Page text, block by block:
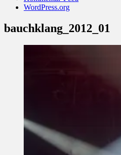
WordPress.org
bauchklang_2012_01